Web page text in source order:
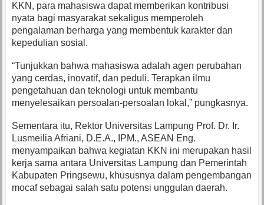
KKN, para mahasiswa dapat memberikan kontribusi
nyata bagi masyarakat sekaligus memperoleh
pengalaman berharga yang membentuk karakter dan
kepedulian sosial.
“Tunjukkan bahwa mahasiswa adalah agen perubahan
yang cerdas, inovatif, dan peduli. Terapkan ilmu
pengetahuan dan teknologi untuk membantu
menyelesaikan persoalan-persoalan lokal,” pungkasnya.
Sementara itu, Rektor Universitas Lampung Prof. Dr. Ir.
Lusmeilia Afriani, D.E.A., IPM., ASEAN Eng.
menyampaikan bahwa kegiatan KKN ini merupakan hasil
kerja sama antara Universitas Lampung dan Pemerintah
Kabupaten Pringsewu, khususnya dalam pengembangan
mocaf sebagai salah satu potensi unggulan daerah.